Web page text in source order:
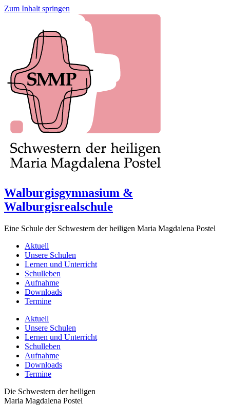
Zum Inhalt springen
Walburgisgymnasium &
Walburgisrealschule
Eine Schule der Schwestern der heiligen Maria Magdalena Postel
Aktuell
Unsere Schulen
Lernen und Unterricht
Schulleben
Aufnahme
Downloads
Termine
Aktuell
Unsere Schulen
Lernen und Unterricht
Schulleben
Aufnahme
Downloads
Termine
Die Schwestern der heiligen
Maria Magdalena Postel